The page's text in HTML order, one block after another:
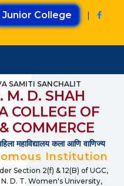
Junior College |
SAMITI SANCHALIT
M. D. SHAH
COLLEGE OF
COMMERCE
महाविद्यालय कला आणि वाणिज्य
Institution
Section 2(f) & 12(B) of UGC,
D. T. Women's University,